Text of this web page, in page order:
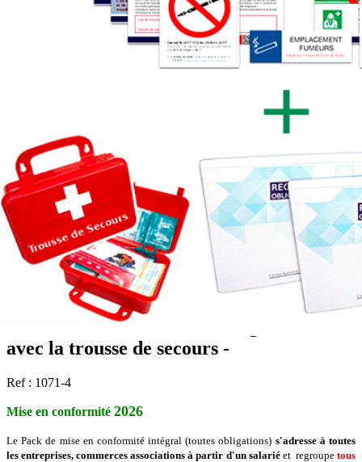
Pack mise en conformité Intégral 2026
avec la trousse de secours -
Ref : 1071-4
Mise en conformité 2026
Le Pack de mise en conformité intégral (toutes obligations) s'adresse à toutes
les entreprises, commerces associations à partir d'un salariéet regroupetous